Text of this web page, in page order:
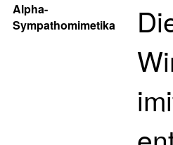
Alpha-
Sympathomimetika